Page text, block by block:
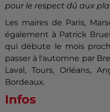
pour le respect dû aux
Les maires de Paris,
également à Patrick
qui débute le mois
passer à l'automne par
Laval, Tours, Orléans,
Bordeaux.
Infos